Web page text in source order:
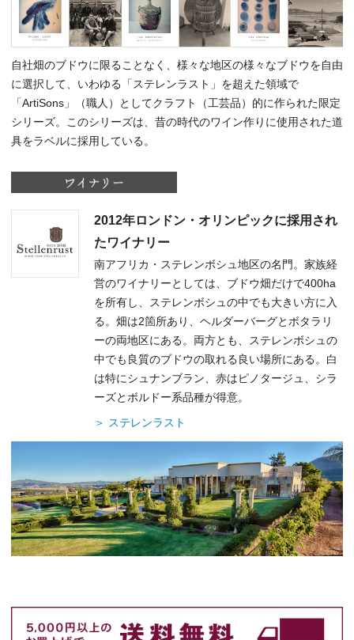
自社畑のブドウに限ることなく、様々な地区の様々なブドウを自由
に選択して、いわゆる「ステレンラスト」を超えた領域で
「ArtiSons」（職人）としてクラフト（工芸品）的に作られた限定
シリーズ。このシリーズは、昔の時代のワイン作りに使用された道
具をラベルに採用している。
2012年ロンドン・オリンピックに採用され
たワイナリー
南アフリカ・ステレンボシュ地区の名門。家族経
営のワイナリーとしては、ブドウ畑だけで400ha
を所有し、ステレンボシュの中でも大きい方に入
る。畑は2箇所あり、ヘルダーバーグとボタラリ
ーの両地区にある。両方とも、ステレンボシュの
中でも良質のブドウの取れる良い場所にある。白
は特にシュナンブラン、赤はピノタージュ、シラ
ーズとボルドー系品種が得意。
＞ ステレンラスト